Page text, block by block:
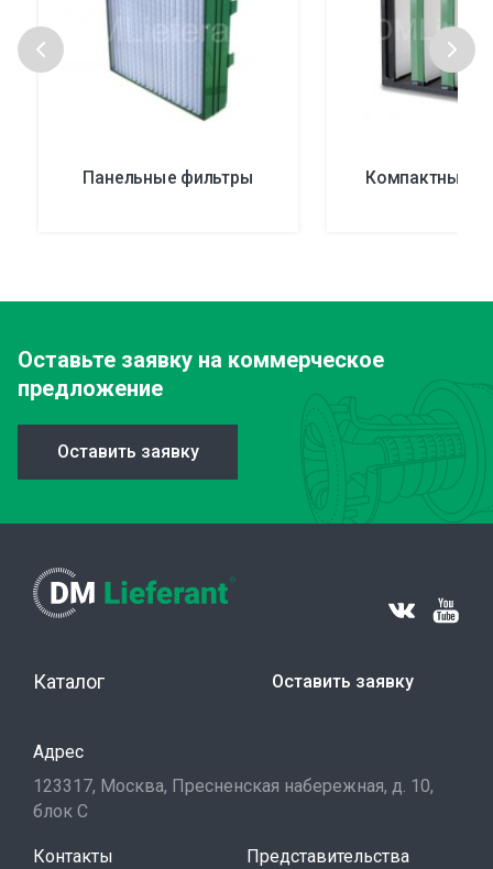
Панельные фильтры Компактные
Оставьте заявку на коммерческое
предложение
Оставить заявку
Каталог Оставить заявку
Адрес
123317, Москва, Пресненская набережная, д. 10,
блок С
Контакты Представительства